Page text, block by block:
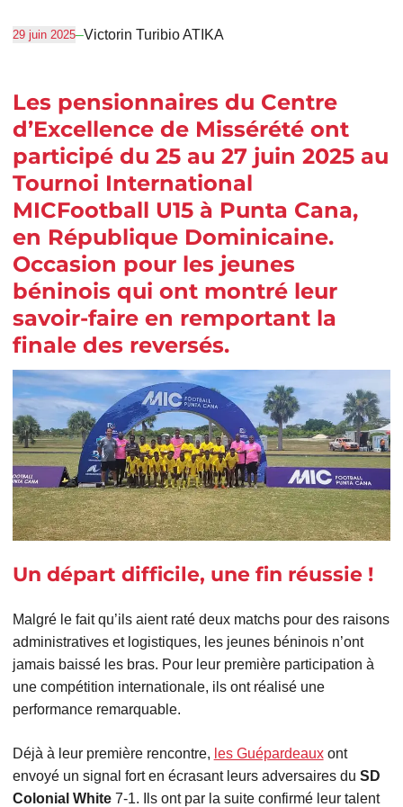
29 juin 2025–Victorin Turibio ATIKA
Les pensionnaires du Centre
d’Excellence de Missérété ont
participé du 25 au 27 juin 2025 au
Tournoi International
MICFootball U15 à Punta Cana,
en République Dominicaine.
Occasion pour les jeunes
béninois qui ont montré leur
savoir-faire en remportant la
finale des reversés.
Un départ difficile, une fin réussie !
Malgré le fait qu’ils aient raté deux matchs pour des raisons
administratives et logistiques, les jeunes béninois n’ont
jamais baissé les bras. Pour leur première participation à
une compétition internationale, ils ont réalisé une
performance remarquable.
Déjà à leur première rencontre, les Guépardeauxont
envoyé un signal fort en écrasant leurs adversaires du SD
Colonial White7-1. Ils ont par la suite confirmé leur talent